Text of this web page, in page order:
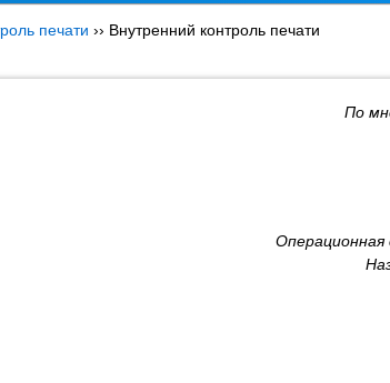
печати ›› Внутренний контроль печати
По